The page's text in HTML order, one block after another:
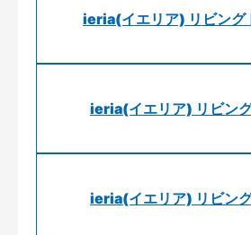
ieria(イエリア) リビング
ieria(イエリア) リビン
ieria(イエリア) リビン